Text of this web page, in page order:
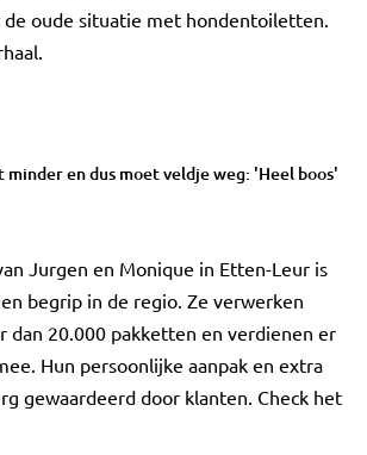
oude situatie met hondentoiletten.
minder en dus moet veldje weg: 'Heel boos'
Jurgen en Monique in Etten-Leur is
begrip in de regio. Ze verwerken
dan 20.000 pakketten en verdienen er
Hun persoonlijke aanpak en extra
gewaardeerd door klanten. Check het